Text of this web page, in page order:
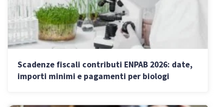
Scadenze fiscali contributi ENPAB 2026: date,
importi minimi e pagamenti per biologi